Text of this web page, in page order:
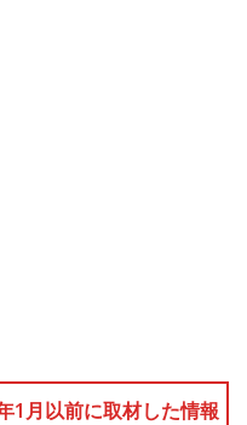
1月以前に取材した情報